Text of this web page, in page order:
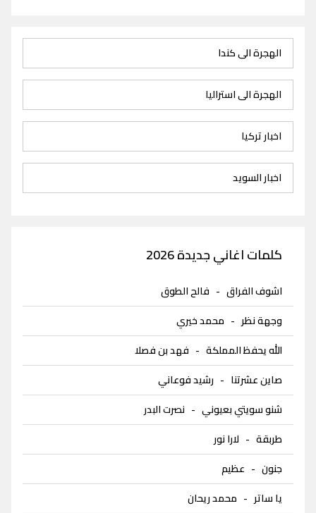
الهجرة الى كندا
الهجرة الى استراليا
اخبار تركيا
اخبار السويد
كلمات اغاني جديدة 2026
اشوف الفراق - فالح الطوق
وجهة نظر - محمد خيري
الله يحفظ المملكة - فهد بن فصلا
صاين عشرتنا - رشيد فوعاني
شنو سويتي بعيوني - نصرت البدر
طربقة - لارا نور
جنون - عظيم
يا ساتر - محمد ريحان